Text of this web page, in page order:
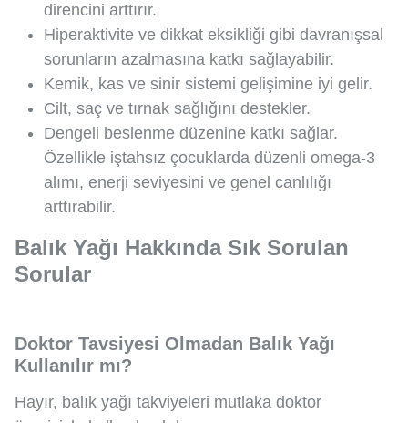
direncini arttırır.
Hiperaktivite ve dikkat eksikliği gibi davranışsal
sorunların azalmasına katkı sağlayabilir.
Kemik, kas ve sinir sistemi gelişimine iyi gelir.
Cilt, saç ve tırnak sağlığını destekler.
Dengeli beslenme düzenine katkı sağlar.
Özellikle iştahsız çocuklarda düzenli omega-3
alımı, enerji seviyesini ve genel canlılığı
arttırabilir.
Balık Yağı Hakkında Sık Sorulan
Sorular
Doktor Tavsiyesi Olmadan Balık Yağı
Kullanılır mı?
Hayır, balık yağı takviyeleri mutlaka doktor